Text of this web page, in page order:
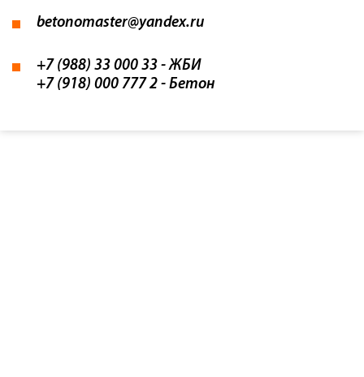
betonomaster@yandex.ru
+7 (988) 33 000 33 - ЖБИ
+7 (918) 000 777 2 - Бетон